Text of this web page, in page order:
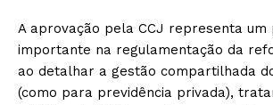
A aprovação pela CCJ representa um
importante na regulamentação da
ao detalhar a gestão compartilhada
(como para previdência privada),